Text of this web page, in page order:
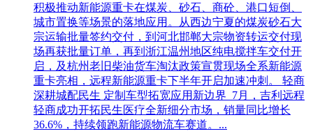
积极推动新能源重卡在煤炭、砂石、商砼、港口短倒、
城市置换等场景的落地应用。从西边宁夏的煤炭砂石大
宗运输批量签约交付，到河北邯郸大宗物资转运交付现
场再获批量订单，再到浙江温州地区纯电搅拌车交付开
启，及杭州老旧柴油货车淘汰政策宣贯现场全系新能源
重卡亮相，远程新能源重卡下半年开启加速冲刺。 轻商
深耕城配民生 定制车型拓宽应用新边界 7月，吉利远程
轻商成功开拓民生医疗全新细分市场，销量同比增长
36.6%，持续领跑新能源物流车赛道。...